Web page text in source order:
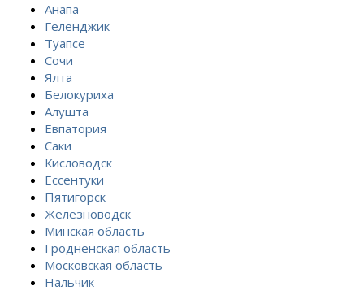
Анапа
Геленджик
Туапсе
Сочи
Ялта
Белокуриха
Алушта
Евпатория
Саки
Кисловодск
Ессентуки
Пятигорск
Железноводск
Минская область
Гродненская область
Московская область
Нальчик